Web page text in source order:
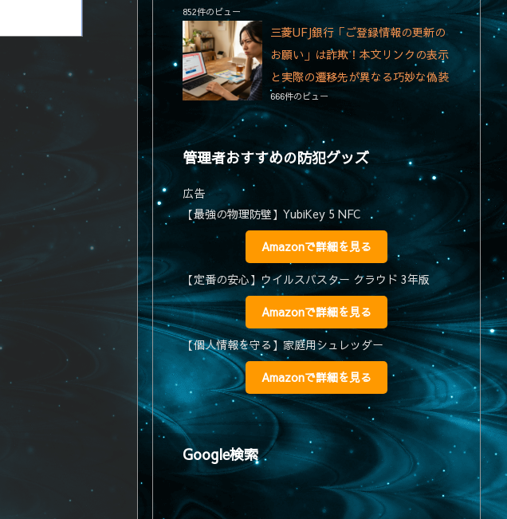
852件のビュー
三菱UFJ銀行「ご登録情報の更新の
お願い」は詐欺！本文リンクの表示
と実際の遷移先が異なる巧妙な偽装
666件のビュー
管理者おすすめの防犯グッズ
広告
【最強の物理防壁】YubiKey 5 NFC
Amazonで詳細を見る
【定番の安心】ウイルスバスター クラウド 3年版
Amazonで詳細を見る
【個人情報を守る】家庭用シュレッダー
Amazonで詳細を見る
Google検索